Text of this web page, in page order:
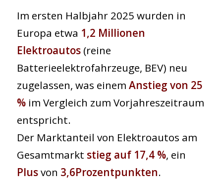
Im ersten Halbjahr 2025 wurden in
Europa etwa 1,2 Millionen
Elektroautos(reine
Batterieelektrofahrzeuge, BEV) neu
zugelassen, was einem Anstieg von 25
%im Vergleich zum Vorjahreszeitraum
entspricht.
Der Marktanteil von Elektroautos am
Gesamtmarkt stieg auf 17,4 %, ein
Plusvon 3,6Prozentpunkten.